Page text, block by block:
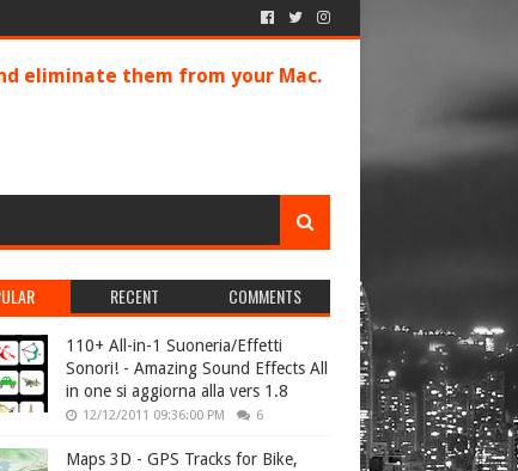
eliminate them from your Mac.
RECENT COMMENTS
110+ All-in-1 Suoneria/Effetti
Sonori! - Amazing Sound Effects All
in one si aggiorna alla vers 1.8
12/12/2011 09:36:00 PM 6
Maps 3D - GPS Tracks for Bike,